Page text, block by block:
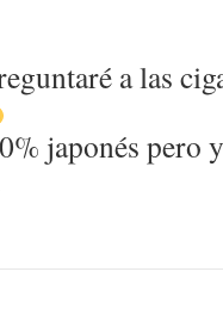
a las
japonés pero